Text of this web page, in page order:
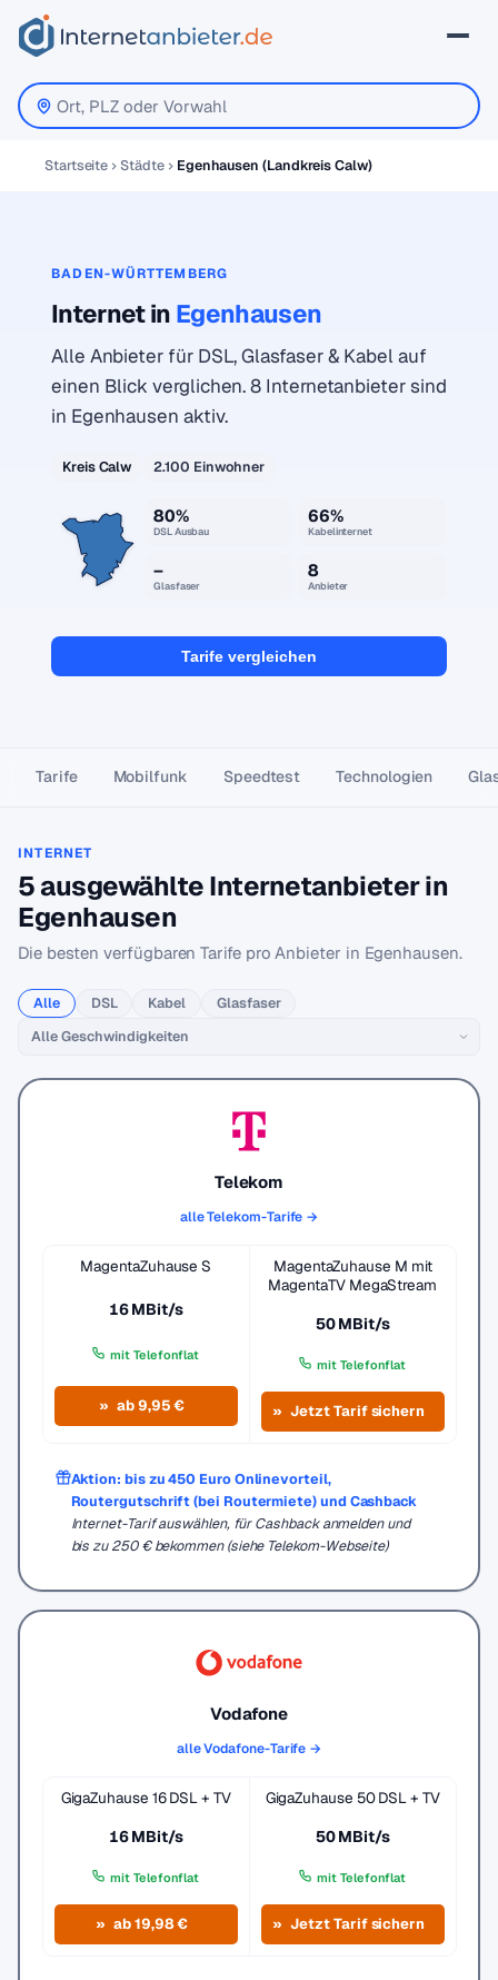
Startseite Städte Egenhausen (Landkreis Calw)
BADEN-WÜRTTEMBERG
Internet in Egenhausen
Alle Anbieter für DSL, Glasfaser & Kabel auf
einen Blick verglichen. 8 Internetanbieter sind
in Egenhausen aktiv.
Kreis Calw 2.100 Einwohner
80%
DSL Ausbau
66%
Kabelinternet
–
Glasfaser
8
Anbieter
Tarife vergleichen
Tarife Mobilfunk Speedtest Technologien
INTERNET
5 ausgewählte Internetanbieter in
Egenhausen
Die besten verfügbaren Tarife pro Anbieter in Egenhausen.
Alle DSL Kabel Glasfaser
Telekom
alle Telekom-Tarife →
MagentaZuhause S
16 MBit/s
mit Telefonflat
ab 9,95 €
MagentaZuhause M mit
MagentaTV MegaStream
50 MBit/s
mit Telefonflat
Jetzt Tarif sichern
Aktion: bis zu 450 Euro Onlinevorteil,
Routergutschrift (bei Routermiete) und Cashback
Internet-Tarif auswählen, für Cashback anmelden und
bis zu 250 € bekommen (siehe Telekom-Webseite)
Vodafone
alle Vodafone-Tarife →
GigaZuhause 16 DSL + TV
16 MBit/s
mit Telefonflat
ab 19,98 €
GigaZuhause 50 DSL + TV
50 MBit/s
mit Telefonflat
Jetzt Tarif sichern